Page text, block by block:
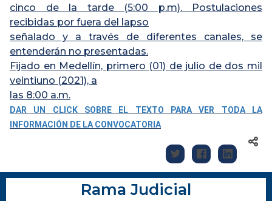
cinco de la tarde (5:00 p.m). Postulaciones
recibidas por fuera del lapso
señalado y a través de diferentes canales, se
entenderán no presentadas.
Fijado en Medellín, primero (01) de julio de dos mil
veintiuno (2021), a
las 8:00 a.m.
DAR UN CLICK SOBRE EL TEXTO PARA VER TODA LA
INFORMACIÓN DE LA CONVOCATORIA
Rama Judicial